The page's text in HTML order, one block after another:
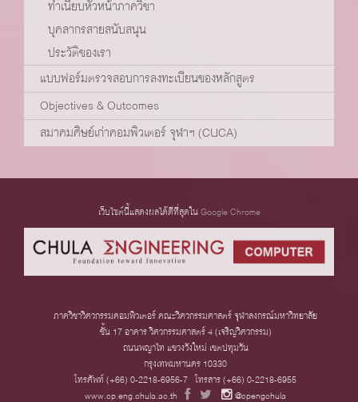
ทำเนียบหัวหน้าภาควิชา
บุคลากรสายสนับสนุน
ประวัติของเรา
แบบฟอร์มตรวจสอบการลงทะเบียนของหลักสูตร
Objectives & Outcomes
สมาคมศิษย์เก่าคอมพิวเตอร์ จุฬาฯ (CUCA)
เว็บไซต์นี้แสดงผลได้ดีที่สุดในGoogle Chrome
ภาควิชาวิศวกรรมคอมพิวเตอร์ คณะวิศวกรรมศาสตร์ จุฬาลงกรณ์มหาวิทยาลัย
ชั้น 17 อาคาร วิศวกรรมศาสตร์ 4 (เจริญวิศวกรรม)
ถนนพญาไท แขวงวังใหม่ เขตปทุมวัน
กรุงเทพมหานคร 10330
โทรศัพท์ (+66) 0-2218-6956-7 โทรสาร (+66) 0-2218-6955
www.cp.eng.chula.ac.th
@cpengchula